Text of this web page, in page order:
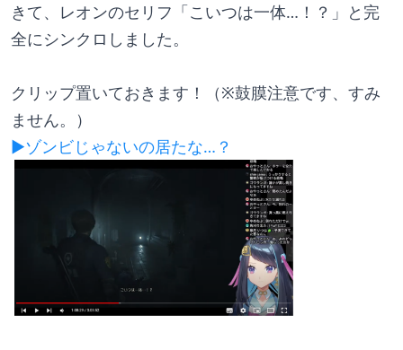
きて、レオンのセリフ「こいつは一体…！？」と完
全にシンクロしました。
クリップ置いておきます！（※​​鼓膜注意です、すみ
ません。）
▶ゾンビじゃないの居たな…？